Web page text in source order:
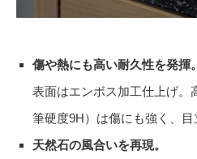
傷や熱にも高い耐久性を発揮。
表面はエンボス加工仕上げ。
筆硬度9H）は傷にも強く、目
天然石の風合いを再現。